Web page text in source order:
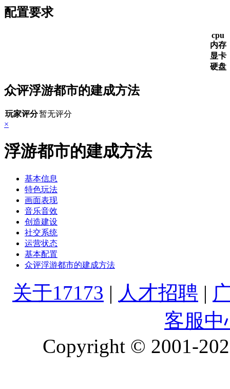
配置要求
cpu
内存
显卡
硬盘
众评浮游都市的建成方法
玩家评分暂无评分
×
浮游都市的建成方法
基本信息
特色玩法
画面表现
音乐音效
创造建设
社交系统
运营状态
基本配置
众评浮游都市的建成方法
关于17173 | 人才招聘 |
客服中
Copyright © 2001-